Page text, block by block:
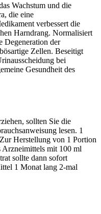
Wachstum und die
die eine
verbessert die
Harndrang. Normalisiert
Degeneration der
Zellen. Beseitigt
bei
Gesundheit des
sollten Sie die
lesen. 1
Herstellung von 1 Portion
Arzneimittels mit 100 ml
sollte dann sofort
1 Monat lang 2-mal